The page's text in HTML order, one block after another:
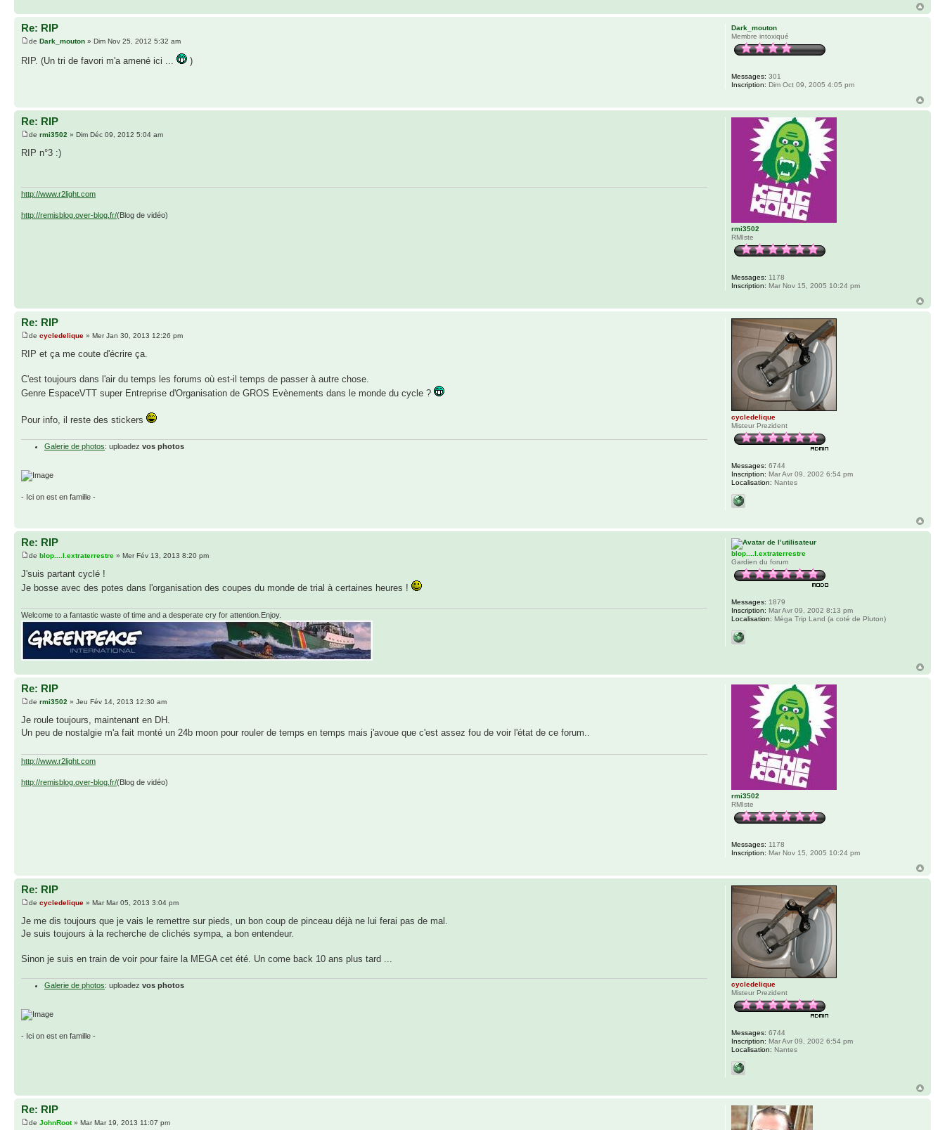
Re: RIP
de Dark_mouton » Dim Nov 25, 2012 5:32 am
RIP. (Un tri de favori m'a amené ici ... )
Dark_mouton
Membre intoxiqué
Messages: 301
Inscription: Dim Oct 09, 2005 4:05 pm
Re: RIP
de rmi3502 » Dim Déc 09, 2012 5:04 am
RIP n°3 :)
http://www.r2light.com
http://remisblog.over-blog.fr/(Blog de vidéo)
rmi3502
RMIste
Messages: 1178
Inscription: Mar Nov 15, 2005 10:24 pm
Re: RIP
de cycledelique » Mer Jan 30, 2013 12:26 pm
RIP et ça me coute d'écrire ça.
C'est toujours dans l'air du temps les forums où est-il temps de passer à autre chose.
Genre EspaceVTT super Entreprise d'Organisation de GROS Evènements dans le monde du cycle ?
Pour info, il reste des stickers
Galerie de photos: uploadez vos photos
- Ici on est en famille -
cycledelique
Misteur Prezident
Messages: 6744
Inscription: Mar Avr 09, 2002 6:54 pm
Localisation: Nantes
Re: RIP
de blop....l.extraterrestre » Mer Fév 13, 2013 8:20 pm
J'suis partant cyclé !
Je bosse avec des potes dans l'organisation des coupes du monde de trial à certaines heures !
Welcome to a fantastic waste of time and a desperate cry for attention.Enjoy.
blop....l.extraterrestre
Gardien du forum
Messages: 1879
Inscription: Mar Avr 09, 2002 8:13 pm
Localisation: Méga Trip Land (a coté de Pluton)
Re: RIP
de rmi3502 » Jeu Fév 14, 2013 12:30 am
Je roule toujours, maintenant en DH.
Un peu de nostalgie m'a fait monté un 24b moon pour rouler de temps en temps mais j'avoue que c'est assez fou de voir l'état de ce forum..
http://www.r2light.com
http://remisblog.over-blog.fr/(Blog de vidéo)
rmi3502
RMIste
Messages: 1178
Inscription: Mar Nov 15, 2005 10:24 pm
Re: RIP
de cycledelique » Mar Mar 05, 2013 3:04 pm
Je me dis toujours que je vais le remettre sur pieds, un bon coup de pinceau déjà ne lui ferai pas de mal.
Je suis toujours à la recherche de clichés sympa, a bon entendeur.
Sinon je suis en train de voir pour faire la MEGA cet été. Un come back 10 ans plus tard ...
Galerie de photos: uploadez vos photos
- Ici on est en famille -
cycledelique
Misteur Prezident
Messages: 6744
Inscription: Mar Avr 09, 2002 6:54 pm
Localisation: Nantes
Re: RIP
de JohnRoot» Mar Mar 19, 2013 11:07 pm